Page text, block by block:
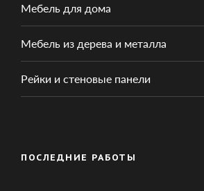
Мебель для дома
Мебель из дерева и металла
Рейки и стеновые панели
ПОСЛЕДНИЕ РАБОТЫ